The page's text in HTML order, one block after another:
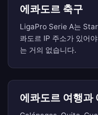
에콰도르 축구
LigaPro Serie A는
콰도르 IP 주소가 있어
는 거의 없습니다.
에콰도르 여행과